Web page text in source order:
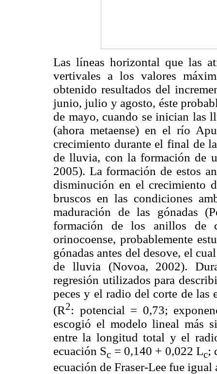
Las líneas horizontal que las
vertivales a los valores
obtenido resultados del
junio, julio y agosto, éste
de mayo, cuando se inician las
(ahora metaense) en el río
crecimiento durante el final de
de lluvia, con la formación de
2005). La formación de estos
disminución en el crecimiento
bruscos en las condiciones
maduración de las gónadas
formación de los anillos de
orinocoense, probablemente
gónadas antes del desove, el
de lluvia (Novoa, 2002).
regresión utilizados para
peces y el radio del corte de las
(R2: potencial = 0,73;
escogió el modelo lineal más
entre la longitud total y el
ecuación Sc = 0,140 + 0,022 Lc;
ecuación de Fraser-Lee fue igual